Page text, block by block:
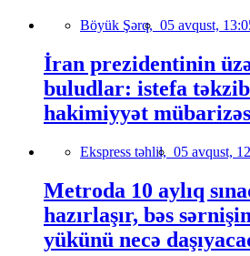
Böyük Şərq, 05 avqust,
İran prezidentinin
buludlar: istefa
hakimiyyət
Ekspress təhlil, 05 avqust,
Metroda 10 aylıq
hazırlaşır, bəs
yükünü necə